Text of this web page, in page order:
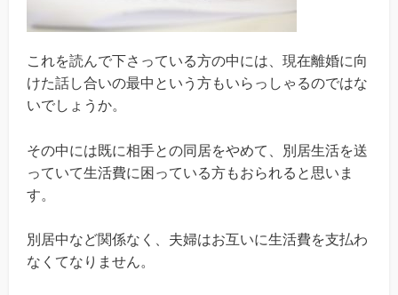
これを読んで下さっている方の中には、現在離婚に向
けた話し合いの最中という方もいらっしゃるのではな
いでしょうか。
その中には既に相手との同居をやめて、別居生活を送
っていて生活費に困っている方もおられると思いま
す。
別居中など関係なく、夫婦はお互いに生活費を支払わ
なくてなりません。